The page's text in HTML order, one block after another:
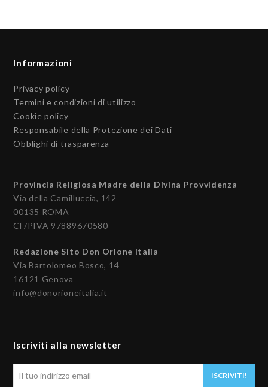
Informazioni
Privacy policy
Termini e condizioni di utilizzo
Cookie policy
Responsabile della Protezione dei Dati
Obblighi di trasparenza
Provincia Religiosa Madre della Divina Provvidenza
Via della Camilluccia, 142
00135 ROMA
CF/PIVA 97889670580
Redazione Sito Don Orione Italia
Via Bartolomeo Bosco, 14
16121 Genova
info@donorioneitalia.it
Iscriviti alla newsletter
ISCRIVITI!